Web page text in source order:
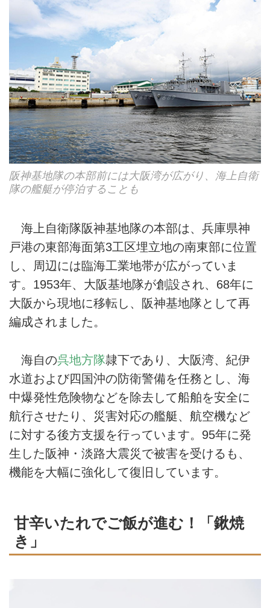
阪神基地隊の本部前には大阪湾が広がり、海上自衛
隊の艦艇が停泊することも
海上自衛隊阪神基地隊の本部は、兵庫県神
戸港の東部海面第3工区埋立地の南東部に位置
し、周辺には臨海工業地帯が広がっていま
す。1953年、大阪基地隊が創設され、68年に
大阪から現地に移転し、阪神基地隊として再
編成されました。
海自の呉地方隊隷下であり、大阪湾、紀伊
水道および四国沖の防衛警備を任務とし、海
中爆発性危険物などを除去して船舶を安全に
航行させたり、災害対応の艦艇、航空機など
に対する後方支援を行っています。95年に発
生した阪神・淡路大震災で被害を受けるも、
機能を大幅に強化して復旧しています。
甘辛いたれでご飯が進む！「鍬焼
き」